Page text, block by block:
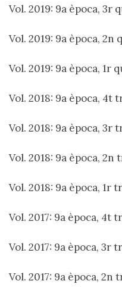
Vol. 2019: 9a època, 3r
Vol. 2019: 9a època,
Vol. 2019: 9a època, 1r
Vol. 2018: 9a època, 4t
Vol. 2018: 9a època, 3r
Vol. 2018: 9a època,
Vol. 2018: 9a època, 1r
Vol. 2017: 9a època, 4t
Vol. 2017: 9a època, 3r
Vol. 2017: 9a època, 2n